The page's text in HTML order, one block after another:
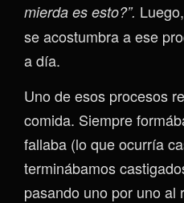
mierda es esto?”.
se acostumbra a ese
a día.
Uno de esos procesos
comida. Siempre
fallaba (lo que ocurría
terminábamos
pasando uno por uno al